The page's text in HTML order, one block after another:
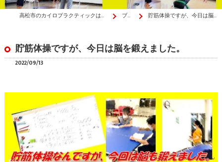
高松市のカイロプラクティックはか・から～ず施術院 ブログ 貯筋体操ですが、今日は脳を鍛えました。
貯筋体操ですが、今日は脳を鍛えました。
2022/09/13